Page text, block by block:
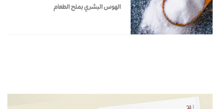
الهوس البشري بملح الطعام